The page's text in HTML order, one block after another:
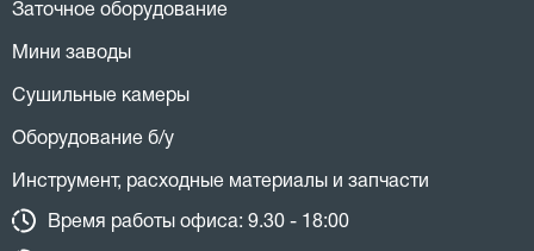
Заточное оборудование
Мини заводы
Сушильные камеры
Оборудование б/у
Инструмент, расходные материалы и запчасти
Время работы офиса: 9.30 - 18:00